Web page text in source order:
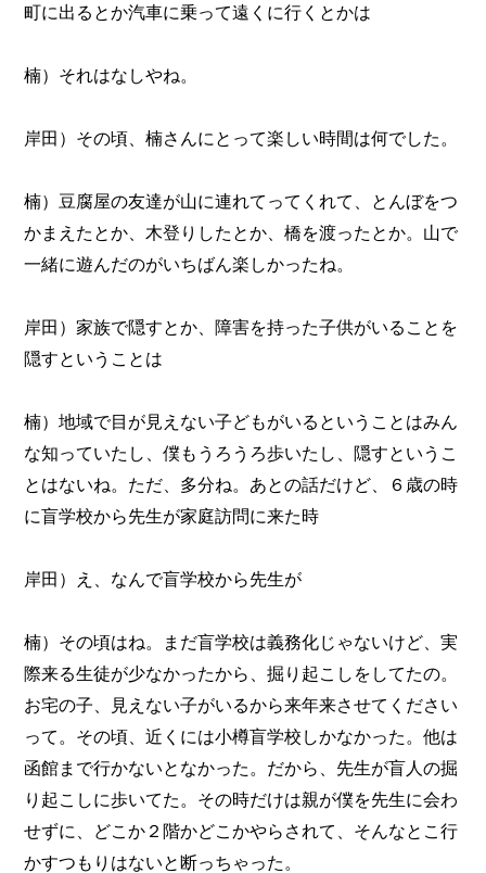
町に出るとか汽車に乗って遠くに行くとかは
楠）それはなしやね。
岸田）その頃、楠さんにとって楽しい時間は何でした。
楠）豆腐屋の友達が山に連れてってくれて、とんぼをつ
かまえたとか、木登りしたとか、橋を渡ったとか。山で
一緒に遊んだのがいちばん楽しかったね。
岸田）家族で隠すとか、障害を持った子供がいることを
隠すということは
楠）地域で目が見えない子どもがいるということはみん
な知っていたし、僕もうろうろ歩いたし、隠すというこ
とはないね。ただ、多分ね。あとの話だけど、６歳の時
に盲学校から先生が家庭訪問に来た時
岸田）え、なんで盲学校から先生が
楠）その頃はね。まだ盲学校は義務化じゃないけど、実
際来る生徒が少なかったから、掘り起こしをしてたの。
お宅の子、見えない子がいるから来年来させてください
って。その頃、近くには小樽盲学校しかなかった。他は
函館まで行かないとなかった。だから、先生が盲人の掘
り起こしに歩いてた。その時だけは親が僕を先生に会わ
せずに、どこか２階かどこかやらされて、そんなとこ行
かすつもりはないと断っちゃった。